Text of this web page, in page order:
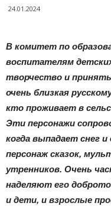
24.01.2024
В комитет по
воспитателям
творчество и принять
очень близкая
кто проживает в
Эти персонажи
когда выпадает снег
персонаж сказок,
утренников. Очень
наделяют его
и дети, и взрослые